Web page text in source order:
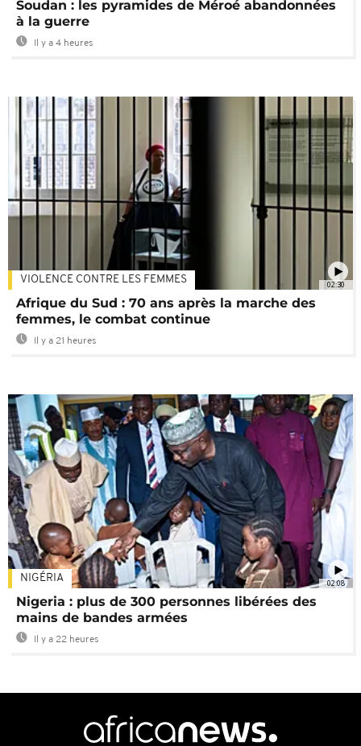
Soudan : les pyramides de Méroé abandonnées
à la guerre
Il y a 4 heures
02:30
VIOLENCE CONTRE LES FEMMES
Afrique du Sud : 70 ans après la marche des
femmes, le combat continue
Il y a 21 heures
02:08
NIGÉRIA
Nigeria : plus de 300 personnes libérées des
mains de bandes armées
Il y a 22 heures